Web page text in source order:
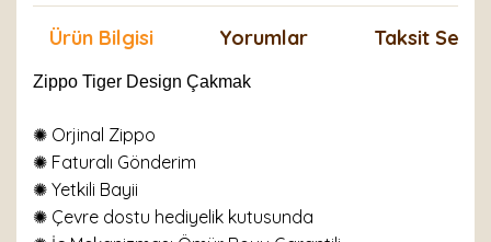
Ürün Bilgisi Yorumlar Taksit
Zippo Tiger Design Çakmak
✺ Orjinal Zippo
✺ Faturalı Gönderim
✺ Yetkili Bayii
✺ Çevre dostu hediyelik kutusunda